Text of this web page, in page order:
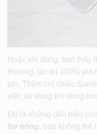
Hoặc khi dùng, bạn thấy
thường, lúc thì 100% pin
pin. Thậm chí chiếc
việc sử dụng khi dung
Đó là những dấu hiệu
hư hỏng, bạn không thể